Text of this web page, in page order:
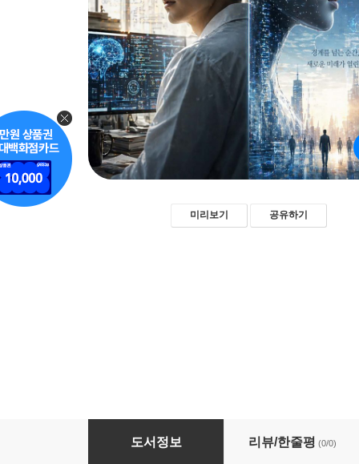
미리보기 공유하기
초지능의 두얼굴
도서정보 리뷰/한줄평 (0/0)